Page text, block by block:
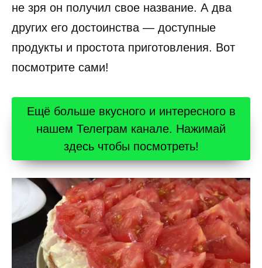
не зря он получил свое название. А два
других его достоинства — доступные
продукты и простота приготовления. Вот
посмотрите сами!
Ещё больше вкусного и интересного в
нашем Телеграм канале. Нажимай
здесь чтобы посмотреть!